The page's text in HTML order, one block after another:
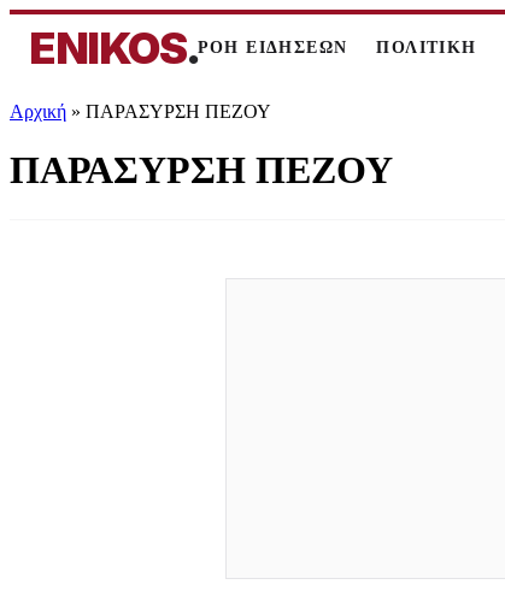
ENIKOS.ΡΟΗ ΕΙΔΗΣΕΩΝ ΠΟΛΙΤΙΚΗ
Αρχική » ΠΑΡΑΣΥΡΣΗ ΠΕΖΟΥ
ΠΑΡΑΣΥΡΣΗ ΠΕΖΟΥ